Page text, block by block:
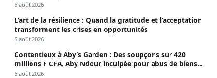
6 août 2026
L’art de la résilience : Quand la gratitude et l’acceptation
transforment les crises en opportunités
6 août 2026
Contentieux à Aby’s Garden : Des soupçons sur 420
millions F CFA, Aby Ndour inculpée pour abus de biens
sociaux
6 août 2026